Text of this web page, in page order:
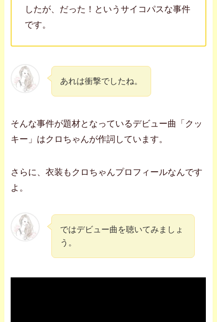
したが、だった！というサイコパスな事件
です。
あれは衝撃でしたね。
そんな事件が題材となっているデビュー曲「クッ
キー」はクロちゃんが作詞しています。
さらに、衣装もクロちゃんプロフィールなんです
よ。
ではデビュー曲を聴いてみましょ
う。